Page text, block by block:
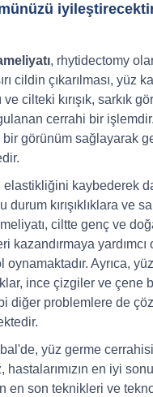
, rhytidectomy
cildin çıkarılması, yüz
ve cilteki kırışık, sarkık
cerrahi bir
görünüm sağlayarak
elastikliğini kaybederek
durum kırışıklıklara ve
ciltte genç ve
kazandırmaya
oynamaktadır. Ayrıca,
ince çizgiler ve çene
diğer problemlere de
yüz germe
hastalarımızın en iyi
en son teknikleri ve